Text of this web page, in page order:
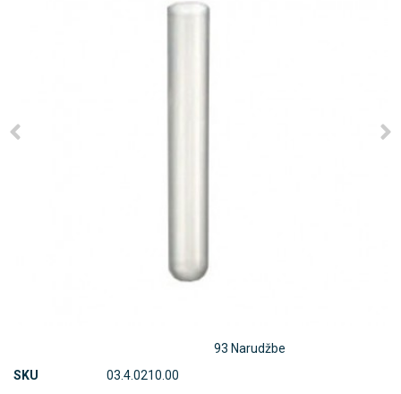
93 Narudžbe
SKU
03.4.0210.00